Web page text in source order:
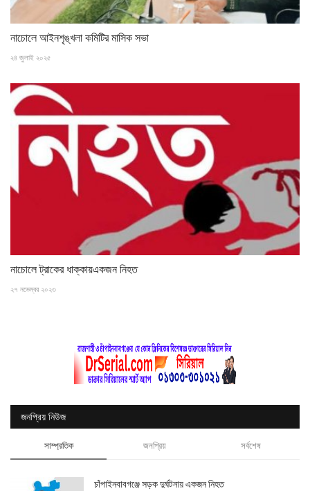
নাচোলে আইনশৃঙ্খলা কমিটির মাসিক সভা
২৪ জুলাই ২০২৫
নাচোলে ট্রাকের ধাক্কায়একজন নিহত
২৭ নভেম্বর ২০২৩
জনপ্রিয় নিউজ
সাম্প্রতিক জনপ্রিয় সর্বশেষ
চাঁপাইনবাবগঞ্জে সড়ক দুর্ঘটনায় একজন নিহত